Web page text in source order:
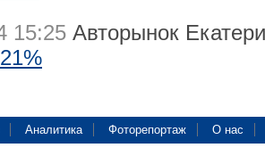
15:25 Авторынок
Аналитика Фоторепортаж О нас